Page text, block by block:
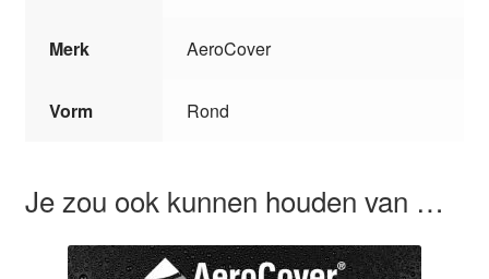
Merk AeroCover
Vorm Rond
Je zou ook kunnen houden van …